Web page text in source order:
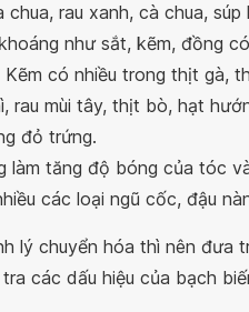
rau xanh, cà chua,
như sắt, kẽm, đồng
có nhiều trong thịt gà,
rau mùi tây, thịt bò, hạt
đỏ trứng.
làm tăng độ bóng của tóc
các loại ngũ cốc, đậu
lý chuyển hóa thì nên đưa
các dấu hiệu của bạch